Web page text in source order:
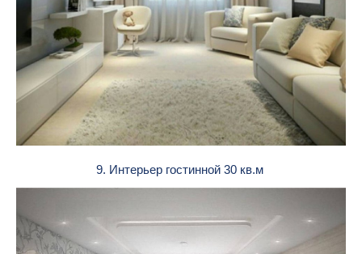
9. Интерьер гостинной 30 кв.м